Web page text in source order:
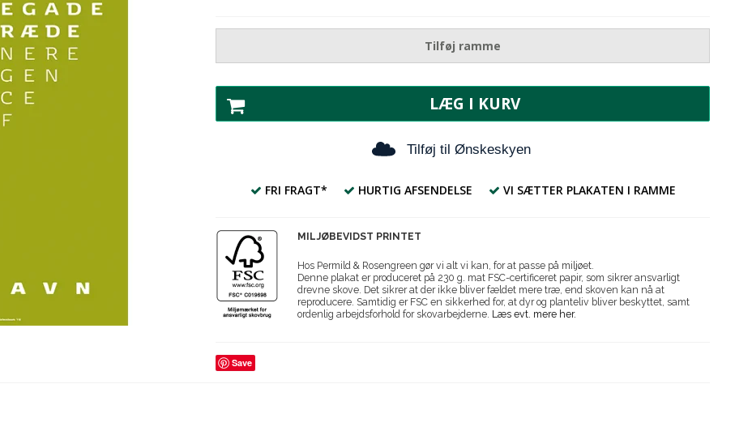
Tilføj ramme
LÆG I KURV
Tilføj til Ønskeskyen
FRI FRAGT* HURTIG AFSENDELSE VI SÆTTER PLAKATEN I RAMME
MILJØBEVIDST PRINTET
Hos Permild & Rosengreen gør vi alt vi kan, for at passe på miljøet.
Denne plakat er produceret på 230 g. mat FSC-certificeret papir, som sikrer ansvarligt
drevne skove. Det sikrer at der ikke bliver fældet mere træ, end skoven kan nå at
reproducere. Samtidig er FSC en sikkerhed for, at dyr og planteliv bliver beskyttet, samt
ordenlig arbejdsforhold for skovarbejderne. Læs evt. mere her.
Save